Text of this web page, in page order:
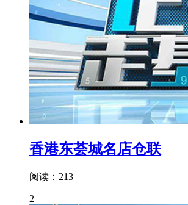
香港东荟城名店仓联
阅读：213
2